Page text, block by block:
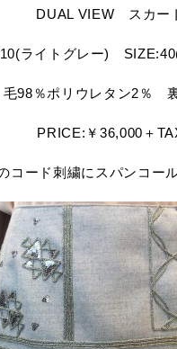
DUAL VIEW スカー
ライトグレー)
98％ポリウレタン2％
PRICE:￥36,000＋
コード刺繍にスパンコー